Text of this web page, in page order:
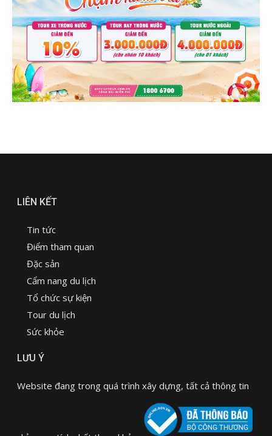
LIÊN KẾT
Tin tức
Điểm tham quan
Đặc sản
Cẩm nang du lịch
Tổ chức sự kiện
Tour du lịch
Sức khỏe
LƯU Ý
Website đang trong quá trình xây dựng, tất cả thông tin